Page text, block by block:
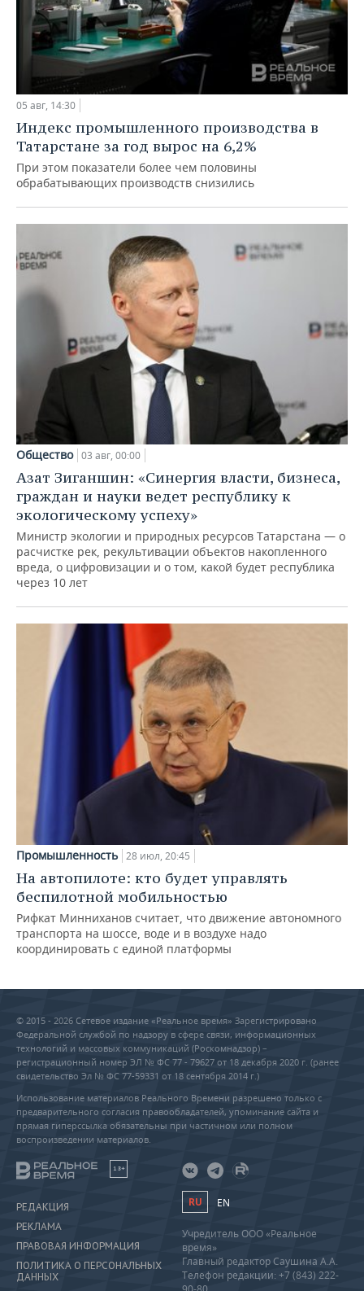
05 авг, 14:30
Индекс промышленного производства в
Татарстане за год вырос на 6,2%
При этом показатели более чем половины
обрабатывающих производств снизились
Общество 03 авг, 00:00
Азат Зиганшин: «Синергия власти, бизнеса,
граждан и науки ведет республику к
экологическому успеху»
Министр экологии и природных ресурсов Татарстана — о
расчистке рек, рекультивации объектов накопленного
вреда, о цифровизации и о том, какой будет республика
через 10 лет
Промышленность 28 июл, 20:45
На автопилоте: кто будет управлять
беспилотной мобильностью
Рифкат Минниханов считает, что движение автономного
транспорта на шоссе, воде и в воздухе надо
координировать с единой платформы
© 2015 - 2026 Сетевое издание «Реальное время» Зарегистрировано
Федеральной службой по надзору в сфере связи, информационных
технологий и массовых коммуникаций (Роскомнадзор) –
регистрационный номер ЭЛ № ФС 77 - 79627 от 18 декабря 2020 г. (ранее
свидетельство Эл № ФС 77-59331 от 18 сентября 2014 г.)
Использование материалов Реального Времени разрешено только с
предварительного согласия правообладателей, упоминание сайта и
прямая гиперссылка обязательны при частичном или полном
воспроизведении материалов.
18+
РЕДАКЦИЯ
РЕКЛАМА
ПРАВОВАЯ ИНФОРМАЦИЯ
ПОЛИТИКА О ПЕРСОНАЛЬНЫХ
ДАННЫХ
RU EN
Учредитель ООО «Реальное
время»
Главный редактор Саушина А.А.
Телефон редакции: +7 (843) 222-